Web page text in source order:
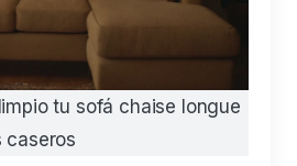
tu sofá chaise longue
caseros